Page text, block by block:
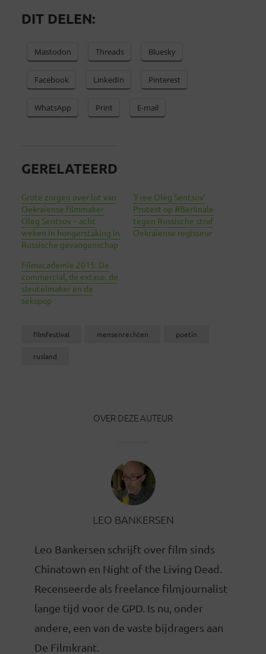
DIT DELEN:
Mastodon Threads Bluesky
Facebook LinkedIn Pinterest
WhatsApp Print E-mail
GERELATEERD
Grote zorgen over lot van
Oekraïense filmmaker
Oleg Sentsov – acht
weken in hongerstaking in
Russische gevangenschap
‘Free Oleg Sentsov’
Protest op #Berlinale
tegen Russische straf
Oekraïense regisseur
Filmacademie 2015: De
commercial, de extase, de
sleutelmaker en de
sekspop
filmfestival mensenrechten poetin
rusland
OVER DEZE AUTEUR
LEO BANKERSEN
Leo Bankersen schrijft over film sinds
Chinatown en Night of the Living Dead.
Recenseerde als freelance filmjournalist
lange tijd voor de GPD. Is nu, onder
andere, een van de vaste bijdragers aan
De Filmkrant.